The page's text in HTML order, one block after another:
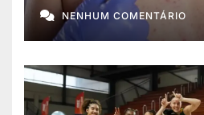
NENHUM COMENTÁRIO